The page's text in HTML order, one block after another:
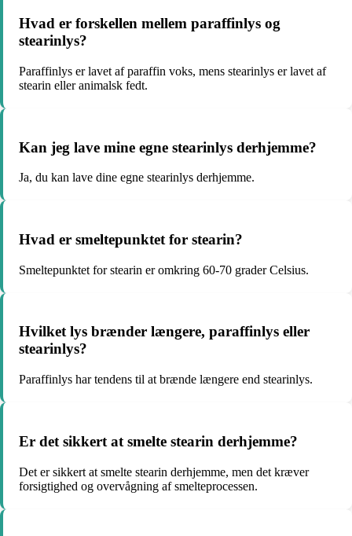
Hvad er forskellen mellem paraffinlys og
stearinlys?
Paraffinlys er lavet af paraffin voks, mens stearinlys er lavet af
stearin eller animalsk fedt.
Kan jeg lave mine egne stearinlys derhjemme?
Ja, du kan lave dine egne stearinlys derhjemme.
Hvad er smeltepunktet for stearin?
Smeltepunktet for stearin er omkring 60-70 grader Celsius.
Hvilket lys brænder længere, paraffinlys eller
stearinlys?
Paraffinlys har tendens til at brænde længere end stearinlys.
Er det sikkert at smelte stearin derhjemme?
Det er sikkert at smelte stearin derhjemme, men det kræver
forsigtighed og overvågning af smelteprocessen.